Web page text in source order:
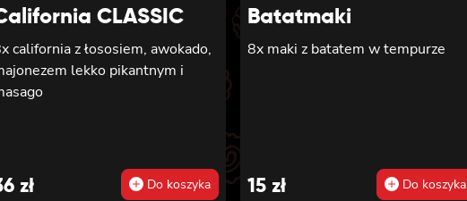
CLASSIC
california z łososiem, awokado,
lekko pikantnym i
zł Do koszyka
Batatmaki
8x maki z batatem w tempurze
15 zł Do koszyka